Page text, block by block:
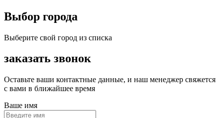
Выбор города
Выберите свой город из списка
заказать звонок
Оставьте ваши контактные данные, и наш менеджер свяжется
с вами в ближайшее время
Ваше имя